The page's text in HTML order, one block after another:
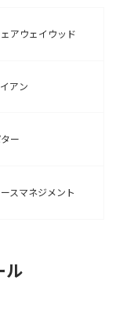
アウェイウッド
アン
ー
スマネジメント
ル